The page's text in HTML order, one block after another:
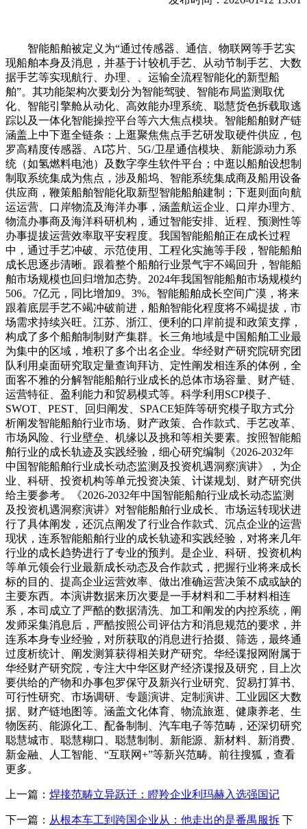
智能船舶被定义为“通过传感器、通信、物联网等手艺实
现船舶本身及消息，并基于计较机手艺、从动节制手艺、大数
据手艺等实现航行、办理、、运输全流程智能化的新型船
舶”。其功能架构次要划分为智能驾驶、智能布局监测取优
化、智能引擎舱从动化、高效能办理系统、聪慧货色拆载取逃
踪以及一体化智能操控平台等六大焦点模块。智能船舶财产链
涵盖上中下逛全链条：上逛聚焦焦点手艺研发取硬件供应，包
罗高精度传感器、AI芯片、5G/卫星通信模块、新能源动力系
统（如氢燃料电池）及数字孪生软件平台；中逛以船舶设想制
制取系统集成为焦点，涉及船坞、智能系统集成商及船用设备
供应商，鞭策船舶智能化取新型智能船舶建制；下逛则面向航
运运营、口岸物流及海洋办事，涵盖航运企业、口岸办理方、
物流办事商及海洋科研机构，通过智能安排、近程、预测性等
办事提拔运营效率取平安程度。我国智能船舶正在成长过程
中，通过手艺冲破、示范使用、工程化实施等手段，智能船舶
成长思逐步清晰。跟着整个船舶行业景气宇不竭回升，智能船
舶市场规模也回归增加态势。2024年我国智能船舶市场规模约
506。7亿元，同比增加9。3%。智能船舶成长空间广漠，将来
跟着底层手艺不竭冲破前进，船舶智能化程度将不竭提拔，市
场需求持续兴旺。江苏、浙江、便利的口岸前提和政策支撑，
构成了多个船舶制制财产集群。长三角地域是中国船舶工业最
为集中的区域，堆积了多个出名企业。华经财产研究院研究团
队利用桌面研究取定量查询拜访、定性阐发相连系的体例，全
面客不雅的分解智能船舶行业成长的总体市场容量、财产链、
运营特征、盈利能力和贸易模式等。科学利用SCP模子、
SWOT、PEST、回归阐发、SPACE矩阵等研究模子取方式分
析阐发智能船舶行业市场、财产政策、合作款式、手艺改革、
市场风险、行业壁垒、机缘以及挑和等相关要素。按照智能船
舶行业的成长轨迹及实践经验，细心研究编制《2026-2032年
中国智能船舶行业成长动态监测及投资机遇洞察演讲》，为企
业、科研、投资机构等单元投资决策、计谋规划、财产研究供
给主要参考。《2026-2032年中国智能船舶行业成长动态监测
及投资机遇洞察演讲》对智能船舶行业成长、市场运转现状进
行了具体阐发，还沉点阐发了行业合作款式、沉点企业的运营
现状，连系智能船舶行业的成长轨迹和实践经验，对将来几年
行业的成长趋势进行了专业的预判。是企业、科研、投资机构
等单元领会行业最新成长动态及合作款式，把握行业将来成长
标的目的、提高企业运营效率、做出准确运营决策不成或缺的
主要东西。本演讲数据来历次要是一手材料和二手材料相连
系，本司成立了严酷的数据清洗、加工和阐发的内控系统，阐
发师采集消息后，严酷按照公司评估方和消息规范的要求，并
连系本身专业经验，对所获取的消息进行拾掇、筛选，最终通
过度析统计、阐发测算获得相关财产研究。华经谍报网附属于
华经财产研究院，专注大中华区财产经济谍报及研究，目上次
要供给的产物和办事包罗保守及新兴行业研究、贸易打算书、
可行性研究、市场调研、专题演讲、定制演讲、工业园区大数
据、财产链地图等。涵盖文化体育、物流旅逛、健康养老、生
物医药、能源化工、配备制制、汽车电子等范畴，还深切研究
聪慧城市、聪慧糊口、聪慧制制、新能源、新材料、新消费、
新金融、人工智能、“互联网+”等新兴范畴。前往搜狐，查看
更多。
上一篇： 焊接范畴立异跃迁：瞪羚企业利玛赫入选强国记
下一篇： 从根本车工到跨国企业从：他走出的是番禺服拆 下